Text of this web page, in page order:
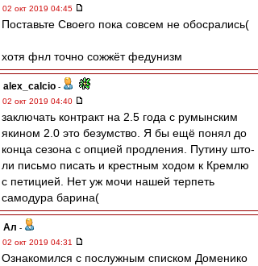
02 окт 2019 04:45
Поставьте Своего пока совсем не обосрались(
хотя фнл точно сожжёт федунизм
alex_calcio -
02 окт 2019 04:40
заключать контракт на 2.5 года с румынским
якином 2.0 это безумство. Я бы ещё понял до
конца сезона с опцией продления. Путину што-
ли письмо писать и крестным ходом к Кремлю
с петицией. Нет уж мочи нашей терпеть
самодура барина(
Ал -
02 окт 2019 04:31
Ознакомился с послужным списком Доменико